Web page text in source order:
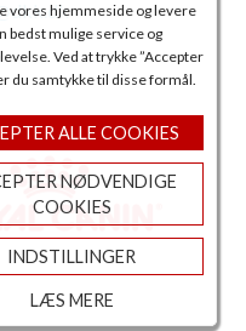
vores hjemmeside og levere
bedst mulige service og
Ved at trykke ”Accepter
du samtykke til disse formål.
ALLE COOKIES
NØDVENDIGE
COOKIES
INDSTILLINGER
LÆS MERE